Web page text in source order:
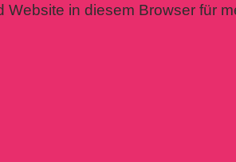
Website in diesem Browser für